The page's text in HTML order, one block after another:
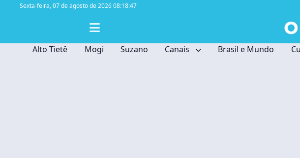
Sexta-feira,07 de agosto de 2026 08:18:48
Alto Tietê Mogi Suzano Canais Brasil e Mundo